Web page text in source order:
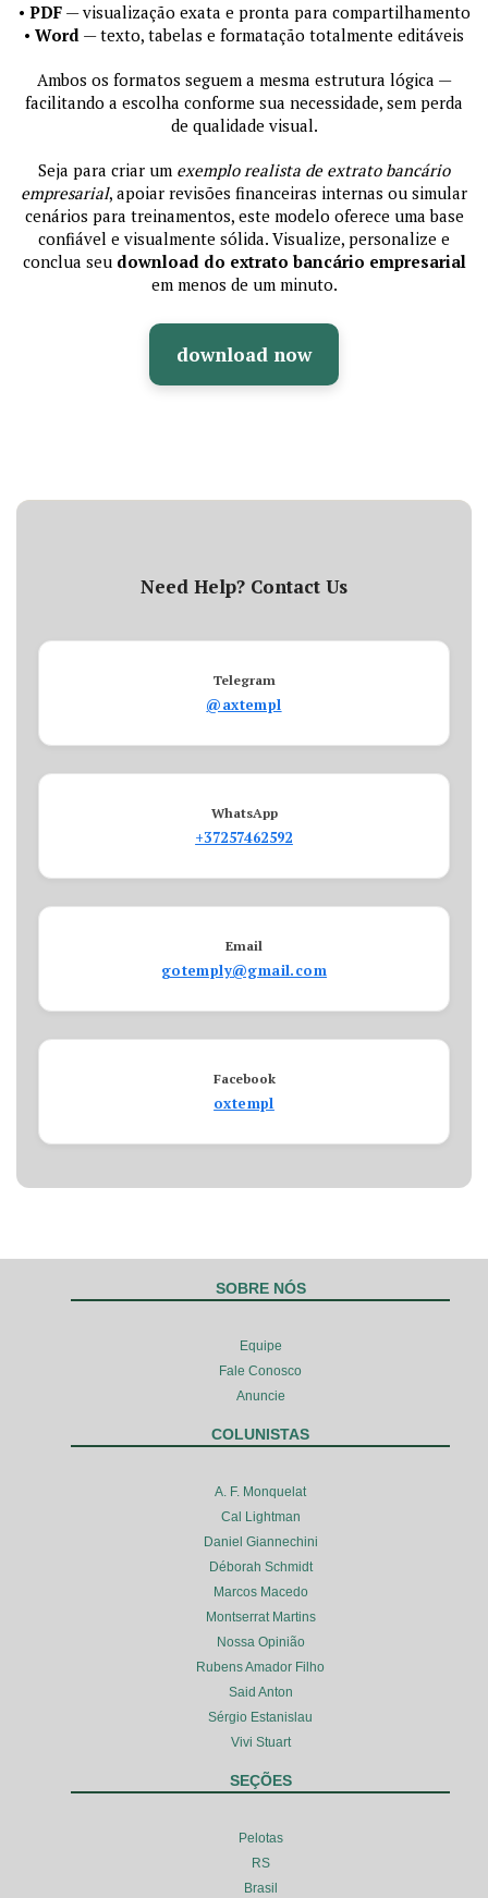
• PDF— visualização exata e pronta para compartilhamento
• Word — texto, tabelas e formatação totalmente editáveis
Ambos os formatos seguem a mesma estrutura lógica —
facilitando a escolha conforme sua necessidade, sem perda
de qualidade visual.
Seja para criar um exemplo realista de extrato bancário
empresarial, apoiar revisões financeiras internas ou simular
cenários para treinamentos, este modelo oferece uma base
confiável e visualmente sólida. Visualize, personalize e
conclua seu download do extrato bancário empresarial
em menos de um minuto.
download now
Need Help? Contact Us
Telegram
@axtempl
WhatsApp
+37257462592
Email
gotemply@gmail.com
Facebook
oxtempl
SOBRE NÓS
Equipe
Fale Conosco
Anuncie
COLUNISTAS
A. F. Monquelat
Cal Lightman
Daniel Giannechini
Déborah Schmidt
Marcos Macedo
Montserrat Martins
Nossa Opinião
Rubens Amador Filho
Said Anton
Sérgio Estanislau
Vivi Stuart
SEÇÕES
Pelotas
RS
Brasil